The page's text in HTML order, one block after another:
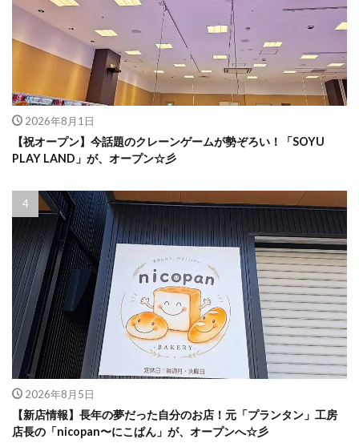
2026年8月1日
【祝オープン】今話題のクレーンゲームが勢ぞろい！「SOYU
PLAY LAND」が、オープン☆彡
2026年8月5日
【新店情報】長年の夢だった自分のお店！元「プランタン」工房
店長の「nicopan〜にこぱん」が、オープンへ☆彡